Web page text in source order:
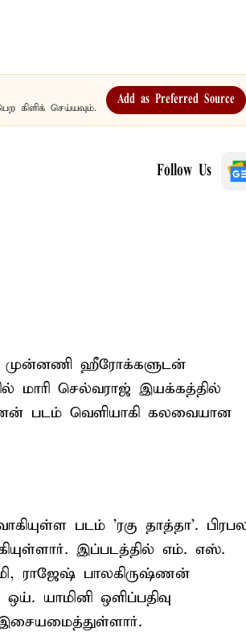
கிளிக் செய்யவும்.
Add as Preferred Source
Follow Us
முன்னணி ஹீரோக்களுடன்
மாரி செல்வராஜ் இயக்கத்தில்
படம் வெளியாகி கலவையான
படம் 'ரகு தாத்தா'.
இப்படத்தில் எம். எஸ்.
ராஜேஷ் பாலகிருஷ்ணன்
யாமினி ஒளிப்பதிவு